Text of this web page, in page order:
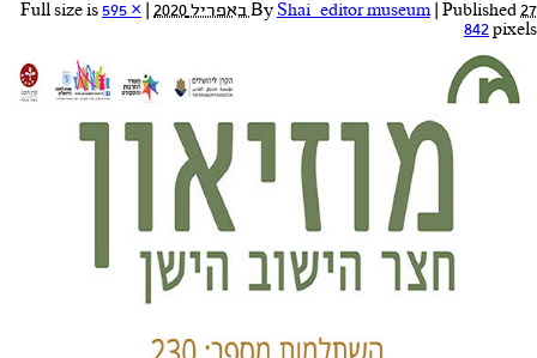
By Shai_editor museum Published27 באפריל 2020
595 ×
842pixels